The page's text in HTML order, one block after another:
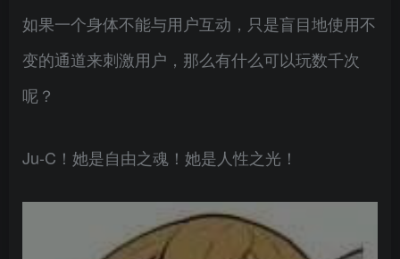
如果一个身体不能与用户互动，只是盲目地使用不
变的通道来刺激用户，那么有什么可以玩数千次
呢？
Ju-C！她是自由之魂！她是人性之光！